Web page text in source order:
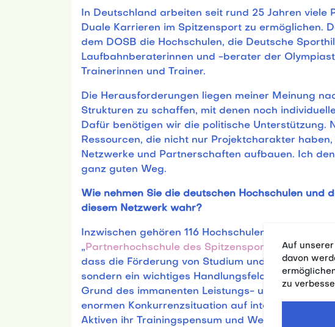
In Deutschland arbeiten seit rund 25 Jahren viele
Duale Karrieren im Spitzensport zu ermöglichen.
dem DOSB die Hochschulen, die Deutsche
Laufbahnberaterinnen und -berater der
Trainerinnen und Trainer.
Die Herausforderungen liegen meiner Meinung
Strukturen zu schaffen, mit denen noch
Dafür benötigen wir die politische Unterstützung.
Ressourcen, die nicht nur Projektcharakter
Netzwerke und Partnerschaften aufbauen. Ich
ganz guten Weg.
Wie nehmen Sie die deutschen Hochschulen und
diesem Netzwerk wahr?
Inzwischen gehören 116 Hochschulen dem vom
„Partnerhochschule des Spitzensports
“ an. Viele
dass die Förderung von Studium und
sondern ein wichtiges Handlungsfeld im Bereich
Grund des immanenten Leistungs- und
enormen Konkurrenzsituation auf internationaler
Aktiven ihr Trainingspensum und
Auf
davon
zu